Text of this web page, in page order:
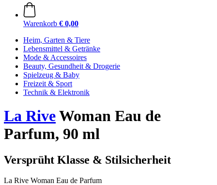
Warenkorb € 0,00
Heim, Garten & Tiere
Lebensmittel & Getränke
Mode & Accessoires
Beauty, Gesundheit & Drogerie
Spielzeug & Baby
Freizeit & Sport
Technik & Elektronik
La RiveWoman Eau de
Parfum, 90 ml
Versprüht Klasse & Stilsicherheit
La Rive Woman Eau de Parfum